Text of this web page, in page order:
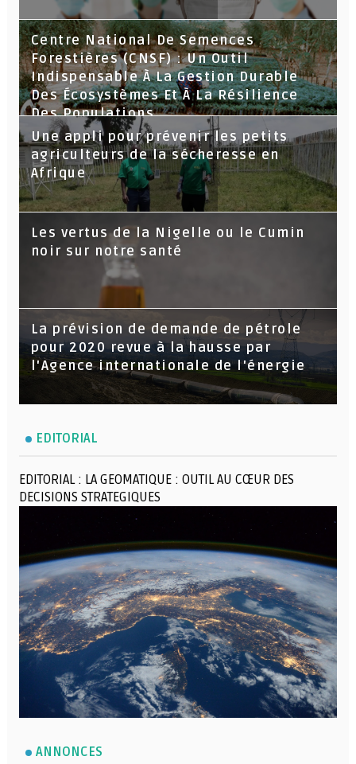
Centre National De Semences
Forestières (CNSF) : Un Outil
Indispensable À La Gestion Durable
Des Écosystèmes Et À La Résilience
Des Populations
Une appli pour prévenir les petits
agriculteurs de la sécheresse en
Afrique
Les vertus de la Nigelle ou le Cumin
noir sur notre santé
La prévision de demande de pétrole
pour 2020 revue à la hausse par
l'Agence internationale de l'énergie
EDITORIAL
EDITORIAL : LA GEOMATIQUE : OUTIL AU CŒUR DES
DECISIONS STRATEGIQUES
ANNONCES